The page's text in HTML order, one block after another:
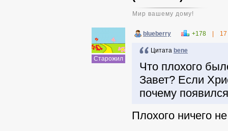
Мир вашему дому!
Старожил
blueberry +178
Цитата benе
Что плохого
Завет? Если
почему
Плохого ничего